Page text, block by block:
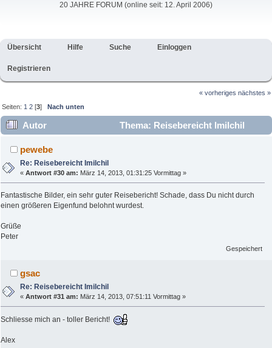
20 JAHRE FORUM (online seit: 12. April 2006)
Übersicht Hilfe Suche Einloggen
Registrieren
« vorheriges nächstes »
Seiten: 1 2 [3]Nach unten
Autor
Thema: Reisebereicht Imilchil
(Gelesen 10946 mal)
pewebe
Re: Reisebereicht Imilchil
«Antwort #30 am: März 14, 2013, 01:31:25 Vormittag »
Fantastische Bilder, ein sehr guter Reisebericht! Schade, dass Du nicht durch
einen größeren Eigenfund belohnt wurdest.
Grüße
Peter
Gespeichert
gsac
Re: Reisebereicht Imilchil
«Antwort #31 am: März 14, 2013, 07:51:11 Vormittag »
Schliesse mich an - toller Bericht!
Alex